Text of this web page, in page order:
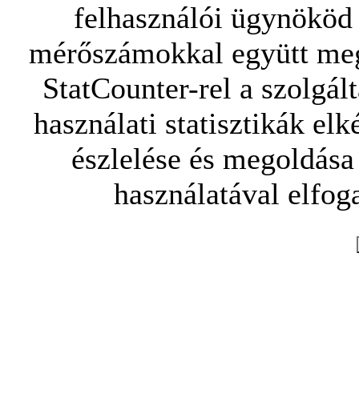
felhasználói
mérőszámokkal együtt
StatCounter-rel a
használati statisztikák
észlelése és
használatával